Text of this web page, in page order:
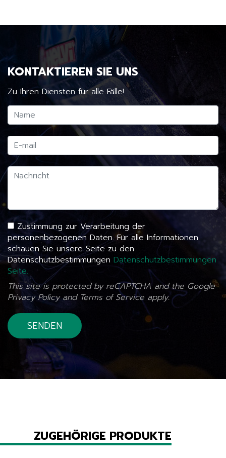
KONTAKTIEREN SIE UNS
Zu Ihren Diensten für alle Fälle!
Zustimmung zur Verarbeitung der
personenbezogenen Daten. Für alle Informationen
schauen Sie unsere Seite zu den
Datenschutzbestimmungen Datenschutzbestimmungen
Seite.
This site is protected by reCAPTCHA and the Google
Privacy Policyand Terms of Service apply.
ZUGEHÖRIGE PRODUKTE